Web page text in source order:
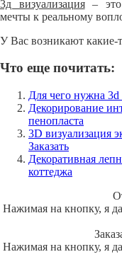
3д визуализация– это
мечты к реальному
У Вас возникают какие-
Что еще почитать:
Для чего нужна 3d
Декорирование
пенопласта
3D визуализация
Заказать
Декоративная
коттеджа
Нажимая на кнопку, я
Нажимая на кнопку, я